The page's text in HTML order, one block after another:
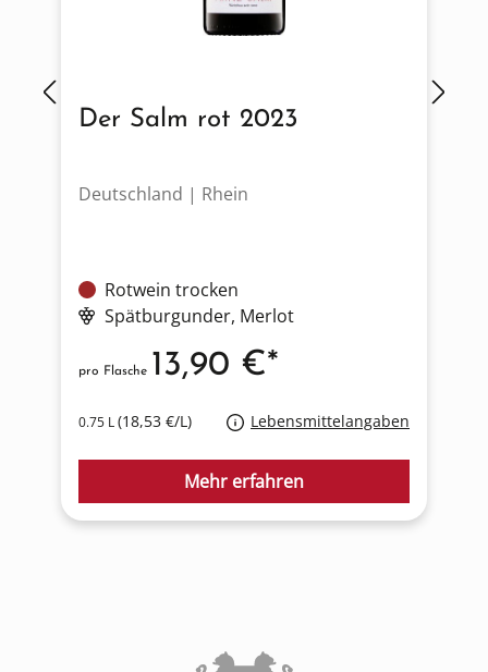
Der Salm rot 2023
Deutschland | Rhein
Rotwein trocken
Spätburgunder, Merlot
0.75 L(18,53 €/L) Lebensmittelangaben
pro Flasche 13,90 €*
Mehr erfahren